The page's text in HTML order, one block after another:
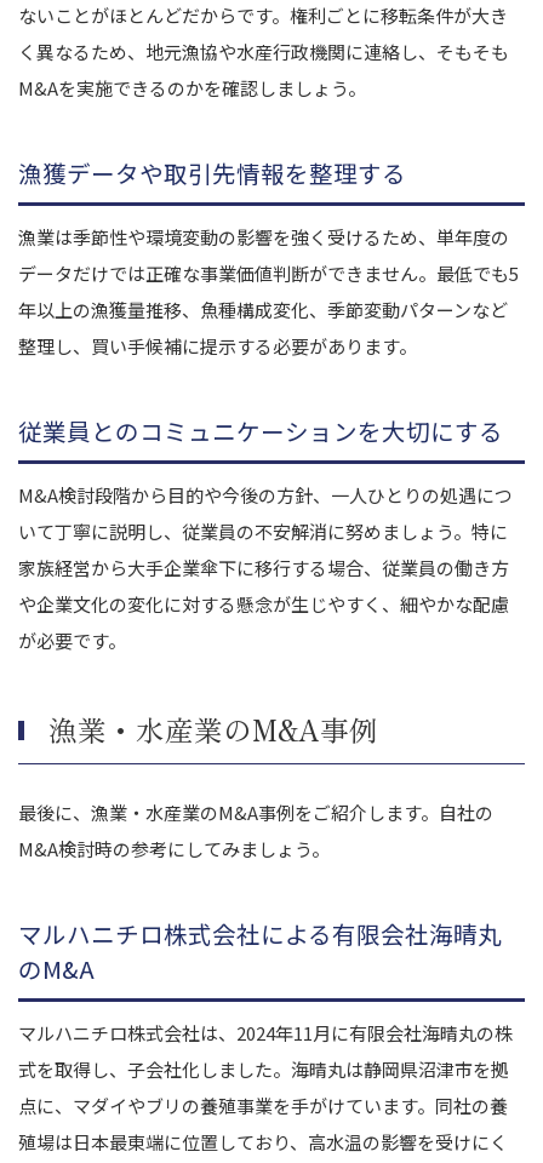
ないことがほとんどだからです。権利ごとに移転条件が大き
く異なるため、地元漁協や水産行政機関に連絡し、そもそも
M&Aを実施できるのかを確認しましょう。
漁獲データや取引先情報を整理する
漁業は季節性や環境変動の影響を強く受けるため、単年度の
データだけでは正確な事業価値判断ができません。最低でも5
年以上の漁獲量推移、魚種構成変化、季節変動パターンなど
整理し、買い手候補に提示する必要があります。
従業員とのコミュニケーションを大切にする
M&A検討段階から目的や今後の方針、一人ひとりの処遇につ
いて丁寧に説明し、従業員の不安解消に努めましょう。特に
家族経営から大手企業傘下に移行する場合、従業員の働き方
や企業文化の変化に対する懸念が生じやすく、細やかな配慮
が必要です。
漁業・水産業のM&A事例
最後に、漁業・水産業のM&A事例をご紹介します。自社の
M&A検討時の参考にしてみましょう。
マルハニチロ株式会社による有限会社海晴丸
のM&A
マルハニチロ株式会社は、2024年11月に有限会社海晴丸の株
式を取得し、子会社化しました。海晴丸は静岡県沼津市を拠
点に、マダイやブリの養殖事業を手がけています。同社の養
殖場は日本最東端に位置しており、高水温の影響を受けにく